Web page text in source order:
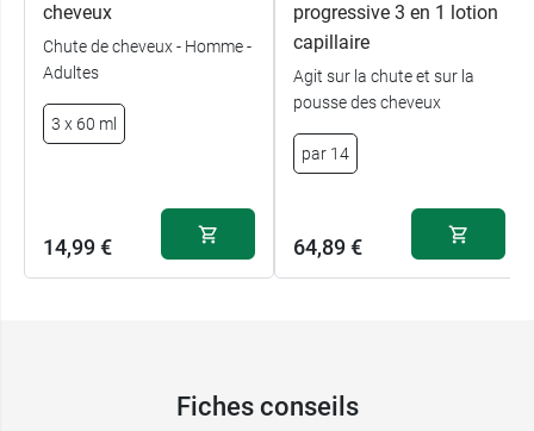
cheveux
Chute de cheveux - Homme -
Adultes
3 x 60 ml
14,99 €
progressive 3 en 1 lotion
capillaire
Agit sur la chute et sur la
pousse des cheveux
par 14
64,89 €
Fiches conseils